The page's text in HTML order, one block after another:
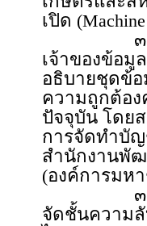
เปิด
๓.๓.๕
เจ้าของข้อมู
อธิบายชุดข้
ความถูกต้อง
ปัจจุบัน โดย
การจัดทำบั
สำนักงานพั
(องค์การมห
๓.๓.๖ เ
จัดชั้นความ